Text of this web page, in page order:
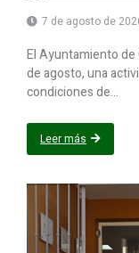
7 de agosto de
El Ayuntamiento
de agosto, una
condiciones de...
Leer más